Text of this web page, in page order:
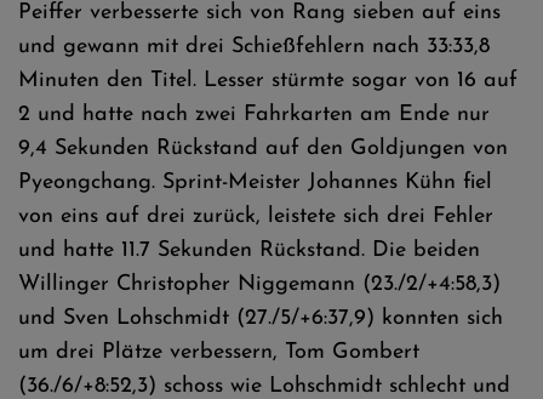
Peiffer verbesserte sich von Rang sieben auf eins
und gewann mit drei Schießfehlern nach 33:33,8
Minuten den Titel. Lesser stürmte sogar von 16 auf
2 und hatte nach zwei Fahrkarten am Ende nur
9,4 Sekunden Rückstand auf den Goldjungen von
Pyeongchang. Sprint-Meister Johannes Kühn fiel
von eins auf drei zurück, leistete sich drei Fehler
und hatte 11.7 Sekunden Rückstand. Die beiden
Willinger Christopher Niggemann (23./2/+4:58,3)
und Sven Lohschmidt (27./5/+6:37,9) konnten sich
um drei Plätze verbessern, Tom Gombert
(36./6/+8:52,3) schoss wie Lohschmidt schlecht und